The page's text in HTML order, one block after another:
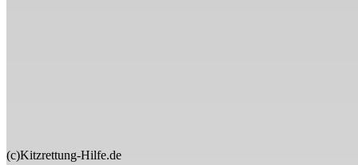
(c)Kitzrettung-Hilfe.de